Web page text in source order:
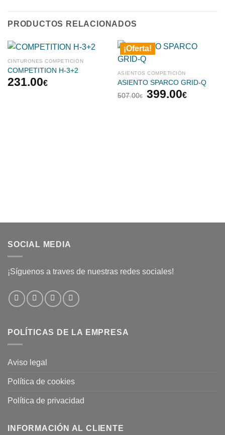
PRODUCTOS RELACIONADOS
CINTURONES COMPETICIÓN
COMPETITION H-3+2
231.00€
¡Oferta!
ASIENTOS COMPETICIÓN
ASIENTO SPARCO GRID-Q
507.00€
El
399.00€El
SOCIAL MEDIA
¡Síguenos a traves de nuestras redes sociales!
POLÍTICAS DE LA EMPRESA
Aviso legal
Política de cookies
Política de privacidad
INFORMACIÓN AL CLIENTE